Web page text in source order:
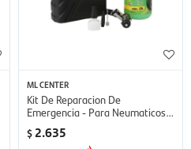
ML CENTER
Kit De Reparacion De
Emergencia - Para Neumaticos
Smart Slime
$ 2.635